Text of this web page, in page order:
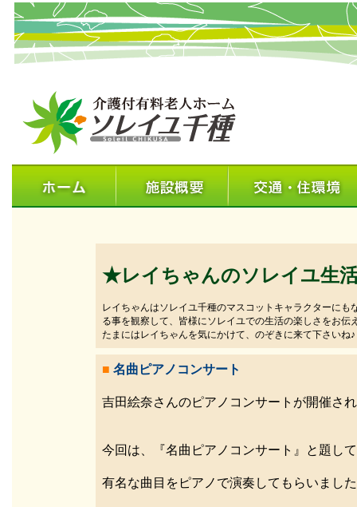
★レイちゃんのソレイユ生
レイちゃんはソレイユ千種のマスコットキャラクターに
る事を観察して、皆様にソレイユでの生活の楽しさをお伝
たまにはレイちゃんを気にかけて、のぞきに来て下さいね♪
■ 名曲ピアノコンサート
吉田絵奈さんのピアノコンサートが開催さ
今回は、『名曲ピアノコンサート』と題して
有名な曲目をピアノで演奏してもらいまし